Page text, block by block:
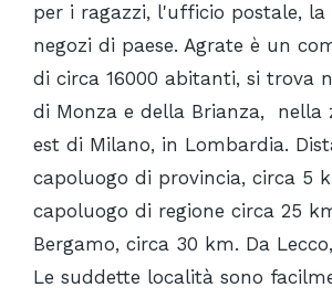
per i ragazzi, l'ufficio postale, la
negozi di paese. Agrate è un
di circa 16000 abitanti, si trova
di Monza e della Brianza, nella
est di Milano, in Lombardia.
capoluogo di provincia, circa 5
capoluogo di regione circa 25
Bergamo, circa 30 km. Da
Le suddette località sono